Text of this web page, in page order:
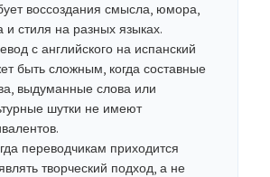
воссоздания смысла, юмора,
и стиля на разных языках.
с английского на испанский
быть сложным, когда составные
выдуманные слова или
шутки не имеют
переводчикам приходится
творческий подход, а не